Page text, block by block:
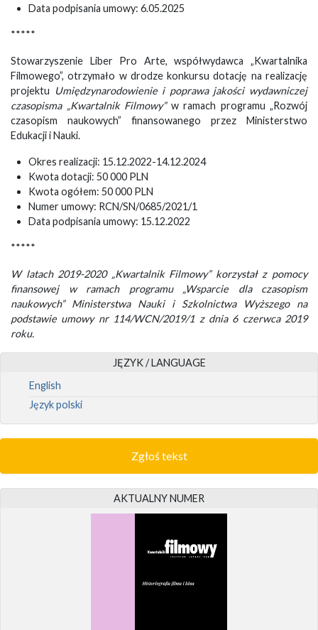
Data podpisania umowy: 6.05.2025
*****
Stowarzyszenie Liber Pro Arte, współwydawca „Kwartalnika
Filmowego”, otrzymało w drodze konkursu dotację na realizację
projektu Umiędzynarodowienie i poprawa jakości wydawniczej
czasopisma „Kwartalnik Filmowy”w ramach programu „Rozwój
czasopism naukowych” finansowanego przez Ministerstwo
Edukacji i Nauki.
Okres realizacji: 15.12.2022-14.12.2024
Kwota dotacji: 50 000 PLN
Kwota ogółem: 50 000 PLN
Numer umowy: RCN/SN/0685/2021/1
Data podpisania umowy: 15.12.2022
*****
W latach 2019-2020 „Kwartalnik Filmowy” korzystał z pomocy
finansowej w ramach programu „Wsparcie dla czasopism
naukowych” Ministerstwa Nauki i Szkolnictwa Wyższego na
podstawie umowy nr 114/WCN/2019/1 z dnia 6 czerwca 2019
roku.
JĘZYK / LANGUAGE
English
Język polski
Zgłoś tekst
AKTUALNY NUMER